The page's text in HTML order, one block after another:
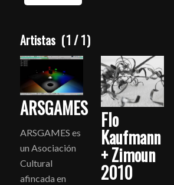
Artistas (1 /1)
ARSGAMES
ARSGAMES es
un Asociación
Cultural
afincada en
Flo
Kaufmann
+ Zimoun
2010